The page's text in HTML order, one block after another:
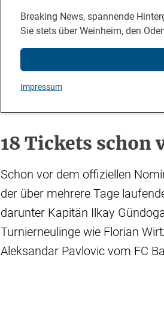
Breaking News, spannende
Sie stets über Weinheim, den
Impressum
18 Tickets schon
Schon vor dem offiziellen
der über mehrere Tage
darunter Kapitän Ilkay
Turnierneulinge wie Florian
Aleksandar Pavlovic vom FC